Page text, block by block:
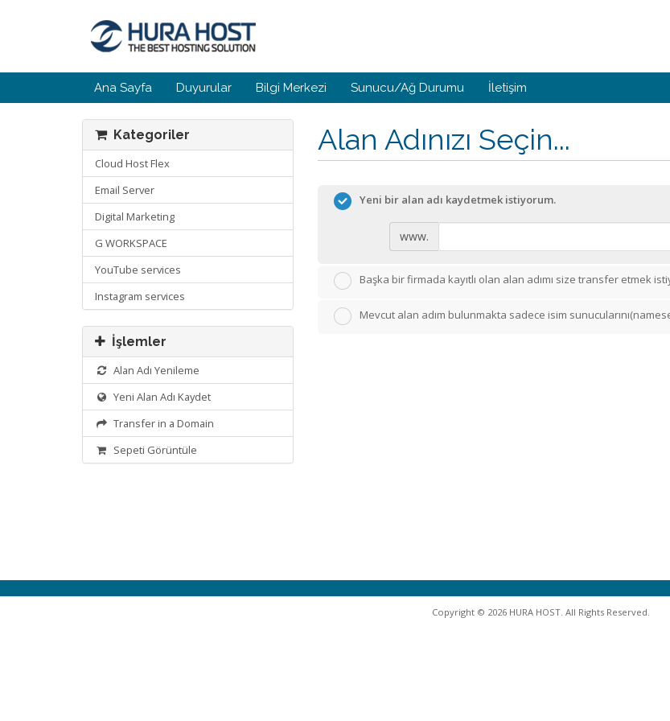
Ana Sayfa Duyurular Bilgi Merkezi Sunucu/Ağ Durumu İletişim
Alan Adınızı Seçin...
Kategoriler
Cloud Host Flex
Email Server
Digital Marketing
G WORKSPACE
YouTube services
Instagram services
İşlemler
Alan Adı Yenileme
Yeni Alan Adı Kaydet
Transfer in a Domain
Sepeti Görüntüle
Yeni bir alan adı kaydetmek istiyorum.
www.
Başka bir firmada kayıtlı olan alan adımı size transfer etmek
Mevcut alan adım bulunmakta sadece isim
Copyright © 2026 HURA HOST. All Rights Reserved.